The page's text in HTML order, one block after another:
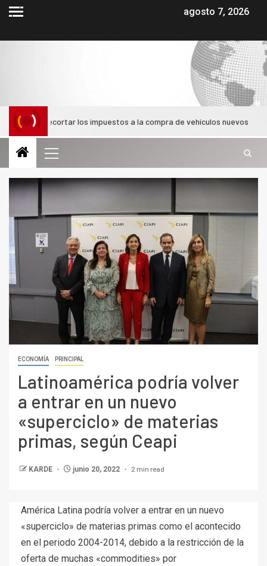
agosto 7, 2026
recortar los impuestos a la compra de vehículos nuevos
ECONOMÍA PRINCIPAL
Latinoamérica podría volver
a entrar en un nuevo
«superciclo» de materias
primas, según Ceapi
KARDE junio 20, 2022 2 min read
América Latina podría volver a entrar en un nuevo
«superciclo» de materias primas como el acontecido
en el periodo 2004-2014, debido a la restricción de la
oferta de muchas «commodities» por